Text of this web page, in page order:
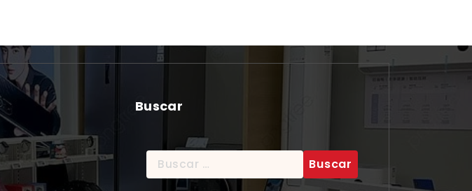
Buscar
Buscar: